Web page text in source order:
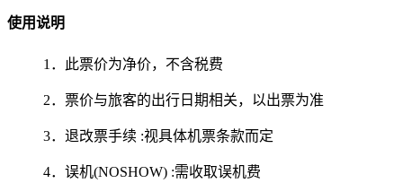
使用说明
1．此票价为净价，不含税费
2．票价与旅客的出行日期相关，以出票为准
3．退改票手续 :视具体机票条款而定
4．误机(NOSHOW) :需收取误机费